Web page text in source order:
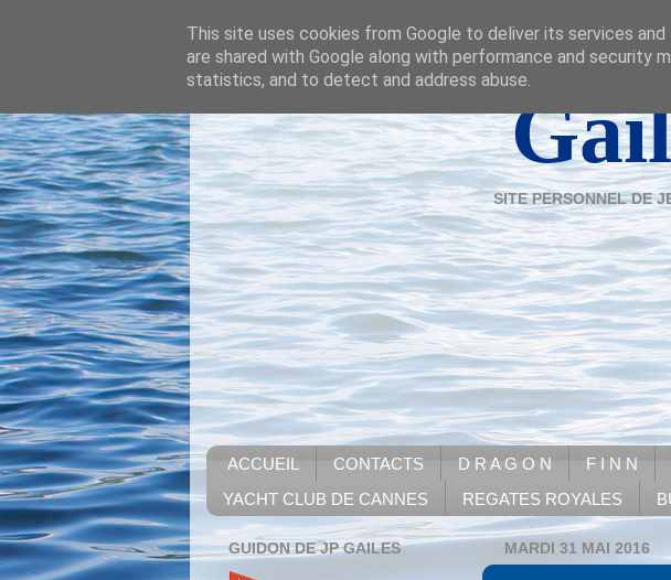
SITE PERSONNEL DE
ACCUEIL CONTACTS D R A G O N F I N N
YACHT CLUB DE CANNES
REGATES ROYALES
MARDI 31 MAI 2016
GUIDON DE JP GAILES
This site uses cookies from Google to deliver its services
are shared with Google along with performance and security
statistics, and to detect and address abuse.